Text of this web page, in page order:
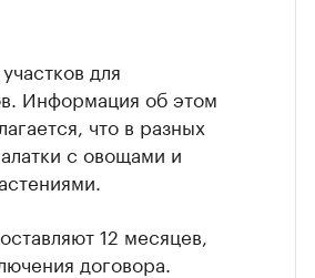
для
Информация об этом
что в разных
с овощами и
12 месяцев,
договора.